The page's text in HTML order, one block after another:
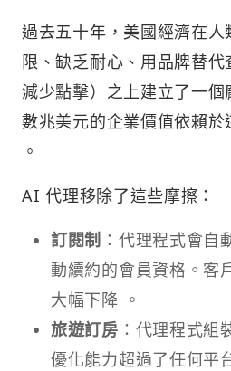
過去五十年，美國經濟在
限、缺乏耐心、用品牌替
減少點擊）之上建立了一個
數兆美元的企業價值依賴
。
AI 代理移除了這些摩擦：
訂閱制 ：代理程式會自
動續約的會員資格。客
大幅下降 。
旅遊訂房 ：代理程式組
優化能力超過了任何平